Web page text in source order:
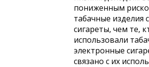
пониженным
табачные
сигареты, чем те,
использовали
электронные
связано с их